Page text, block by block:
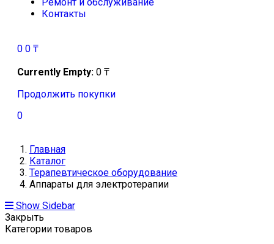
Контакты
0 0 ₸
Currently Empty: 0 ₸
Продолжить покупки
0
Главная
Каталог
Терапевтическое оборудование
Аппараты для электротерапии
Show Sidebar
Закрыть
Категории товаров